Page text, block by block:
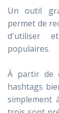
Un outil
permet de
d'utiliser
populaires.
À partir de
hashtags
simplement